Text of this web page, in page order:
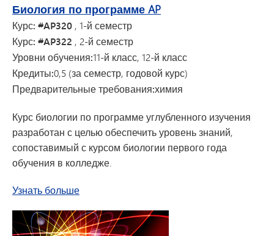
Биология по программе AP
Курс: #AP320 , 1-й семестр
Курс: #AP322 , 2-й семестр
Уровни обучения:11-й класс, 12-й класс
Кредиты:0,5 (за семестр, годовой курс)
Предварительные требования:химия
Курс биологии по программе углубленного изучения
разработан с целью обеспечить уровень знаний,
сопоставимый с курсом биологии первого года
обучения в колледже.
Узнать большео курсе биологии уровня AP